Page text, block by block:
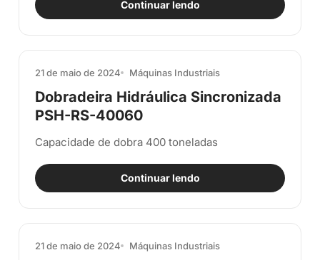
Continuar lendo
21 de maio de 2024 Máquinas Industriais
Dobradeira Hidráulica Sincronizada
PSH-RS-40060
Capacidade de dobra 400 toneladas
Continuar lendo
21 de maio de 2024 Máquinas Industriais